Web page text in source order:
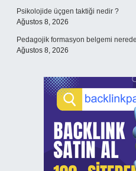
Psikolojide üçgen taktiği nedir ?
Ağustos 8, 2026
Pedagojik formasyon belgemi
Ağustos 8, 2026